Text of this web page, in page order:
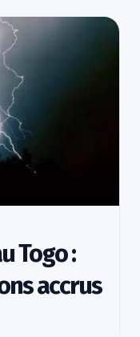
Togo :
accrus